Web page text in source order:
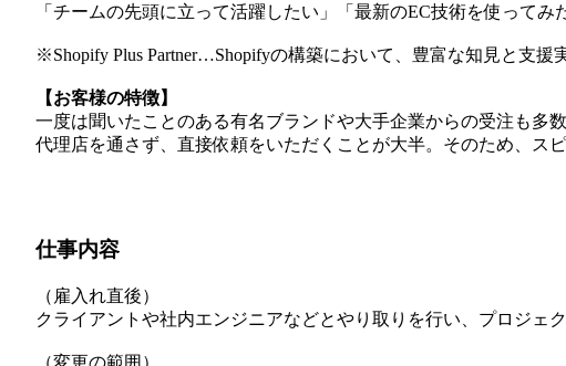
「チームの先頭に立って活躍したい」「最新のEC技術を使って
※Shopify Plus Partner…Shopifyの構築において、豊富な知見と支
【お客様の特徴】
一度は聞いたことのある有名ブランドや大手企業からの受注も多
代理店を通さず、直接依頼をいただくことが大半。そのため、ス
仕事内容
（雇入れ直後）
クライアントや社内エンジニアなどとやり取りを行い、プロジェ
（変更の範囲）